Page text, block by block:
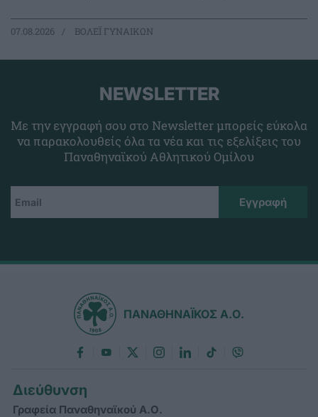
07.08.2026 ΒΟΛΕΪ ΓΥΝΑΙΚΩΝ
NEWSLETTER
Με την εγγραφή σου στο Newsletter μπορείς εύκολα
να παρακολουθείς όλα τα νέα και τις εξελίξεις του
Παναθηναϊκού Αθλητικού Ομίλου
ΠΑΝΑΘΗΝΑΪΚΟΣ Α.Ο.
Διεύθυνση
Γραφεία Παναθηναϊκού Α.Ο.